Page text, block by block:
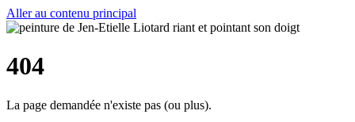
Aller au contenu principal
404
La page demandée n'existe pas (ou plus).